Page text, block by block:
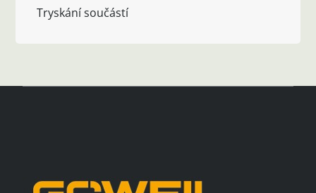
Tryskání součástí